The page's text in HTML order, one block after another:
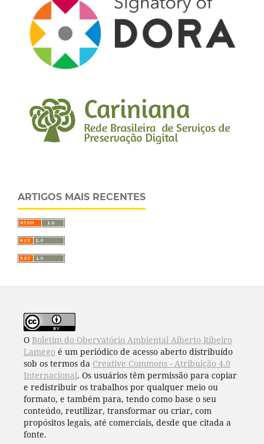
ARTIGOS MAIS RECENTES
O Boletim do Obervatório Ambiental Alberto Ribeiro
Lamego é um periódico de acesso aberto distribuído
sob os termos da Creative Commons - Atribuição 4.0
Internacional. Os usuários têm permissão para copiar
e redistribuir os trabalhos por qualquer meio ou
formato, e também para, tendo como base o seu
conteúdo, reutilizar, transformar ou criar, com
propósitos legais, até comerciais, desde que citada a
fonte.